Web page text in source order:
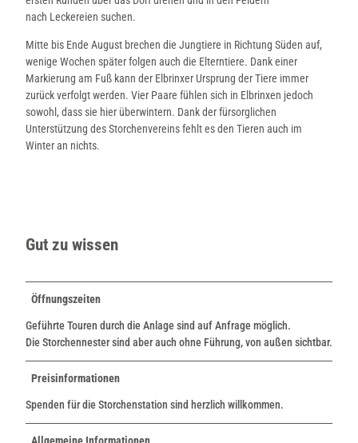
nach Leckereien suchen.
Mitte bis Ende August brechen die Jungtiere in Richtung Süden auf,
wenige Wochen später folgen auch die Elterntiere. Dank einer
Markierung am Fuß kann der Elbrinxer Ursprung der Tiere immer
zurück verfolgt werden. Vier Paare fühlen sich in Elbrinxen jedoch
sowohl, dass sie hier überwintern. Dank der fürsorglichen
Unterstützung des Storchenvereins fehlt es den Tieren auch im
Winter an nichts.
Gut zu wissen
Öffnungszeiten
Geführte Touren durch die Anlage sind auf Anfrage möglich.
Die Storchennester sind aber auch ohne Führung, von außen sichtbar.
Preisinformationen
Spenden für die Storchenstation sind herzlich willkommen.
Allgemeine Informationen